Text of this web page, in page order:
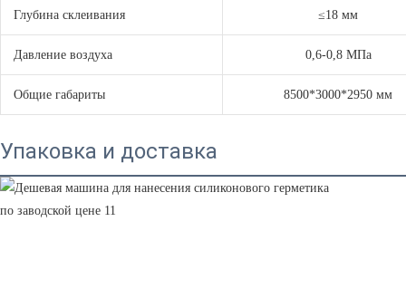
Глубина склеивания ≤18 мм
Давление воздуха 0,6-0,8 МПа
Общие габариты 8500*3000*2950 мм
Упаковка и доставка